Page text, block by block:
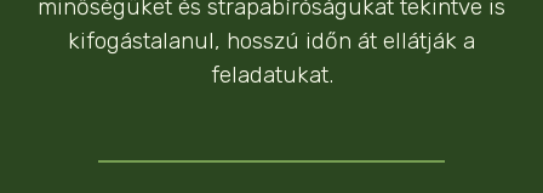
minőségüket és strapabíróságukat tekintve is
kifogástalanul, hosszú időn át ellátják a
feladatukat.